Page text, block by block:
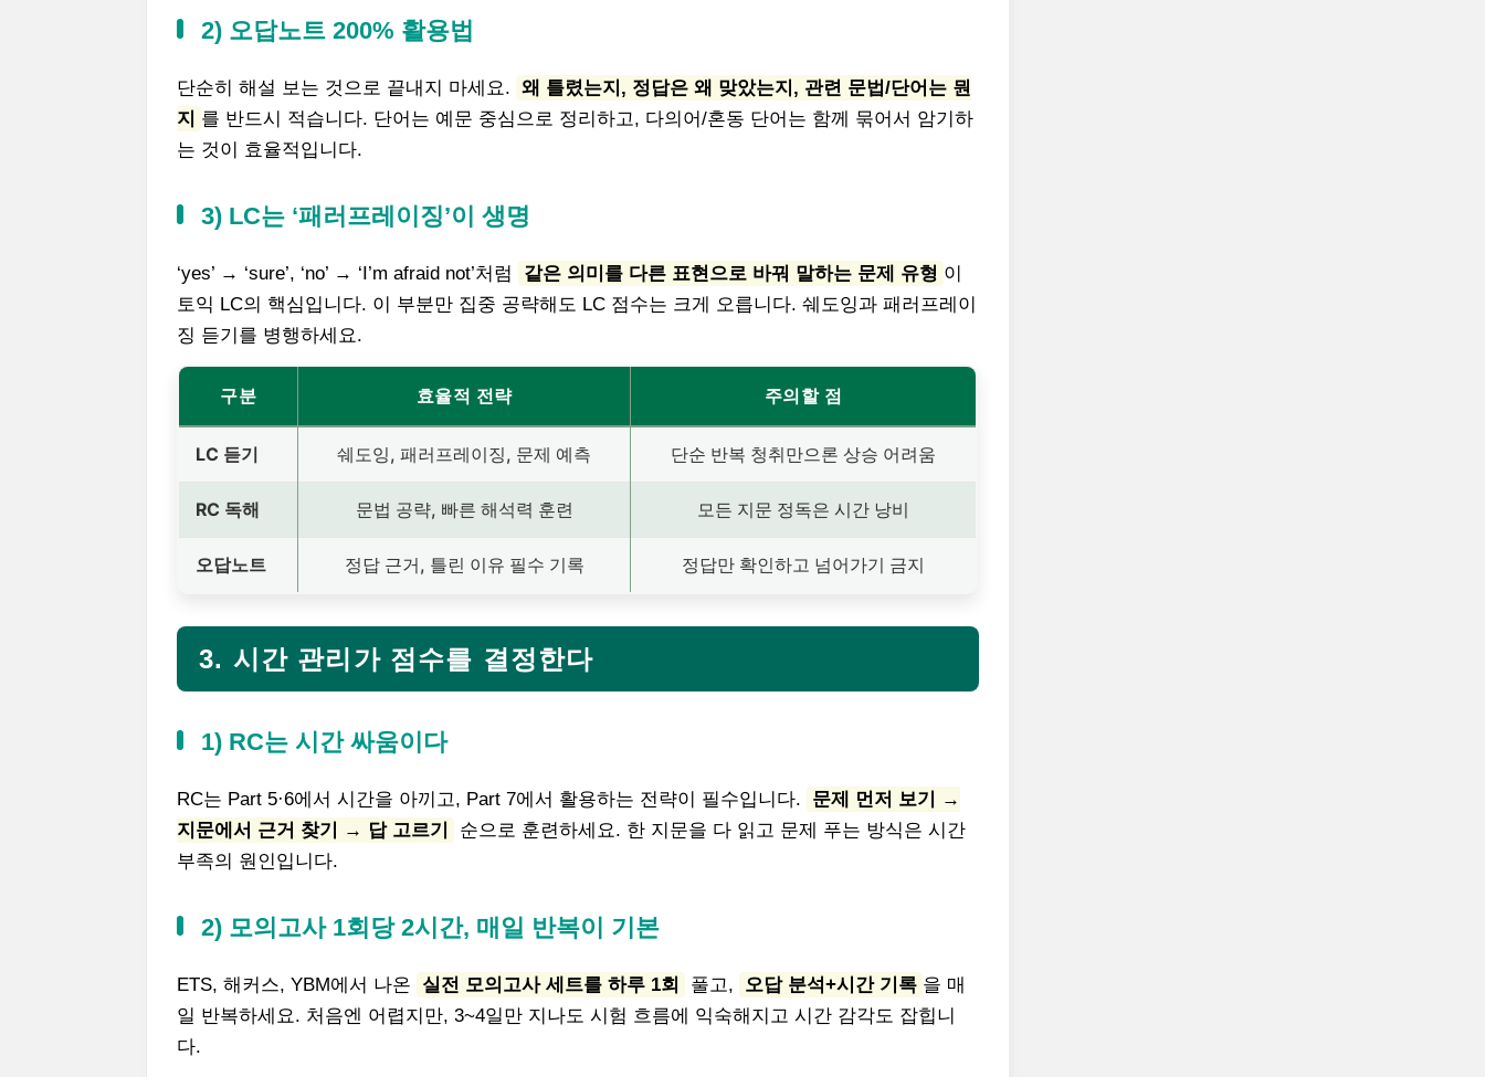
2) 오답노트 200% 활용법
단순히 해설 보는 것으로 끝내지 마세요. 왜 틀렸는지, 정답은 왜 맞았는지, 관련 문법/단어는 뭔
지 를 반드시 적습니다. 단어는 예문 중심으로 정리하고, 다의어/혼동 단어는 함께 묶어서 암기하
는 것이 효율적입니다.
3) LC는 ‘패러프레이징’이 생명
‘yes’ → ‘sure’, ‘no’ → ‘I’m afraid not’처럼 같은 의미를 다른 표현으로 바꿔 말하는 문제 유형 이
토익 LC의 핵심입니다. 이 부분만 집중 공략해도 LC 점수는 크게 오릅니다. 쉐도잉과 패러프레이
징 듣기를 병행하세요.
구분 효율적 전략 주의할 점
LC 듣기 쉐도잉, 패러프레이징, 문제 예측 단순 반복 청취만으론 상승 어려움
RC 독해 문법 공략, 빠른 해석력 훈련 모든 지문 정독은 시간 낭비
오답노트 정답 근거, 틀린 이유 필수 기록 정답만 확인하고 넘어가기 금지
3. 시간 관리가 점수를 결정한다
1) RC는 시간 싸움이다
RC는 Part 5·6에서 시간을 아끼고, Part 7에서 활용하는 전략이 필수입니다.
문제 먼저 보기 →
지문에서 근거 찾기 → 답 고르기
순으로 훈련하세요. 한 지문을 다 읽고 문제 푸는 방식은 시간
부족의 원인입니다.
2) 모의고사 1회당 2시간, 매일 반복이 기본
ETS, 해커스, YBM에서 나온 실전 모의고사 세트를 하루 1회 풀고, 오답 분석+시간 기록 을 매
일 반복하세요. 처음엔 어렵지만, 3~4일만 지나도 시험 흐름에 익숙해지고 시간 감각도 잡힙니
다.